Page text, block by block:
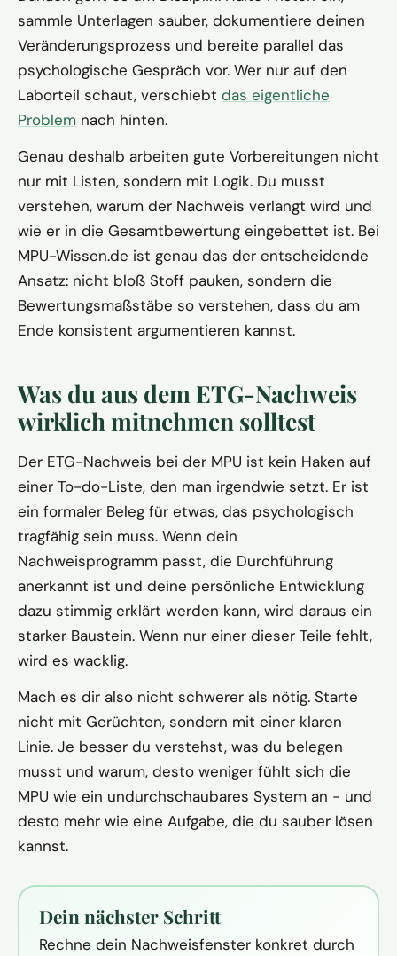
sammle Unterlagen sauber, dokumentiere deinen
Veränderungsprozess und bereite parallel das
psychologische Gespräch vor. Wer nur auf den
Laborteil schaut, verschiebt das eigentliche
Problem nach hinten.
Genau deshalb arbeiten gute Vorbereitungen nicht
nur mit Listen, sondern mit Logik. Du musst
verstehen, warum der Nachweis verlangt wird und
wie er in die Gesamtbewertung eingebettet ist. Bei
MPU-Wissen.de ist genau das der entscheidende
Ansatz: nicht bloß Stoff pauken, sondern die
Bewertungsmaßstäbe so verstehen, dass du am
Ende konsistent argumentieren kannst.
Was du aus dem ETG-Nachweis
wirklich mitnehmen solltest
Der ETG-Nachweis bei der MPU ist kein Haken auf
einer To-do-Liste, den man irgendwie setzt. Er ist
ein formaler Beleg für etwas, das psychologisch
tragfähig sein muss. Wenn dein
Nachweisprogramm passt, die Durchführung
anerkannt ist und deine persönliche Entwicklung
dazu stimmig erklärt werden kann, wird daraus ein
starker Baustein. Wenn nur einer dieser Teile fehlt,
wird es wacklig.
Mach es dir also nicht schwerer als nötig. Starte
nicht mit Gerüchten, sondern mit einer klaren
Linie. Je besser du verstehst, was du belegen
musst und warum, desto weniger fühlt sich die
MPU wie ein undurchschaubares System an - und
desto mehr wie eine Aufgabe, die du sauber lösen
kannst.
Dein nächster Schritt
Rechne dein Nachweisfenster konkret durch